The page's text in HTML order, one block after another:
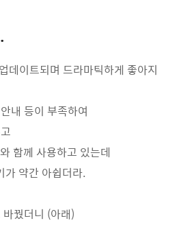
데이트되며 드라마틱하게 좋아지
내 등이 부족하여
함께 사용하고 있는데
약간 아쉽더라.
꿨더니 (아래)